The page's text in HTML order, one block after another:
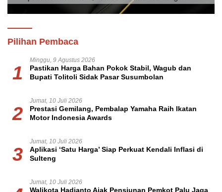
Pilihan Pembaca
1
Minggu, 9 Agustus 2026
Pastikan Harga Bahan Pokok Stabil, Wagub dan
Bupati Tolitoli Sidak Pasar Susumbolan
2
Jumat, 10 Juli 2026
Prestasi Gemilang, Pembalap Yamaha Raih Ikatan
Motor Indonesia Awards
3
Jumat, 10 Juli 2026
Aplikasi ‘Satu Harga’ Siap Perkuat Kendali Inflasi di
Sulteng
Jumat, 10 Juli 2026
Walikota Hadianto Ajak Pensiunan Pemkot Palu Jaga